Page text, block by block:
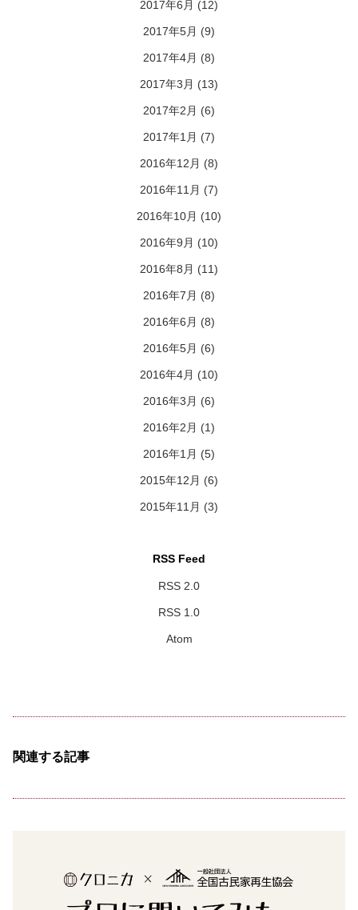
2017年6月 (12)
2017年5月 (9)
2017年4月 (8)
2017年3月 (13)
2017年2月 (6)
2017年1月 (7)
2016年12月 (8)
2016年11月 (7)
2016年10月 (10)
2016年9月 (10)
2016年8月 (11)
2016年7月 (8)
2016年6月 (8)
2016年5月 (6)
2016年4月 (10)
2016年3月 (6)
2016年2月 (1)
2016年1月 (5)
2015年12月 (6)
2015年11月 (3)
RSS Feed
RSS 2.0
RSS 1.0
Atom
関連する記事